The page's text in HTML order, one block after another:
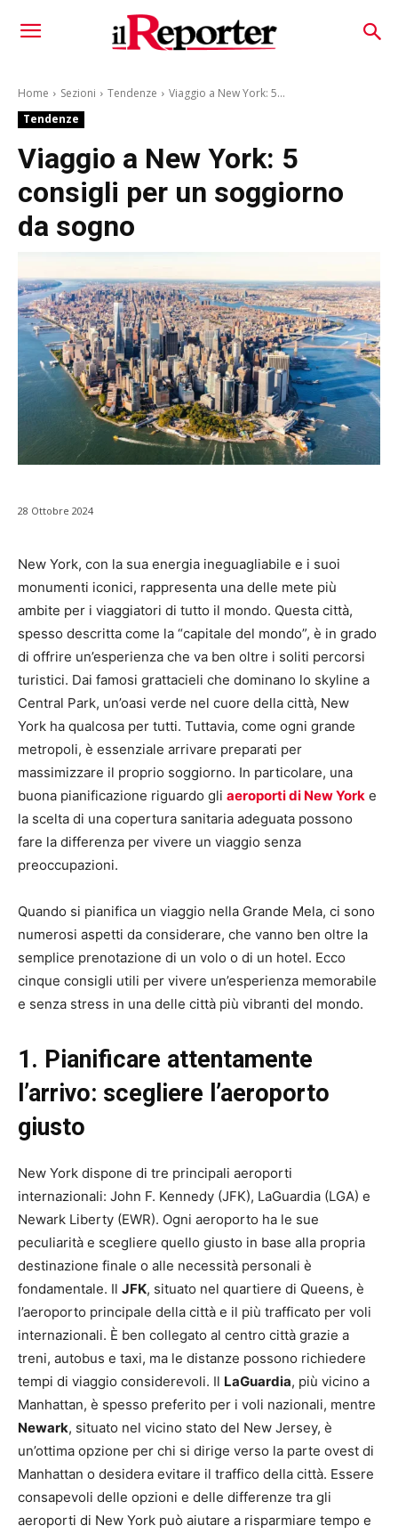
Home Sezioni Tendenze
Viaggio a New York: 5...
Tendenze
Viaggio a New York: 5
consigli per un soggiorno
da sogno
28 Ottobre 2024
New York, con la sua energia ineguagliabile e i suoi
monumenti iconici, rappresenta una delle mete più
ambite per i viaggiatori di tutto il mondo. Questa città,
spesso descritta come la “capitale del mondo”, è in grado
di offrire un’esperienza che va ben oltre i soliti percorsi
turistici. Dai famosi grattacieli che dominano lo skyline a
Central Park, un’oasi verde nel cuore della città, New
York ha qualcosa per tutti. Tuttavia, come ogni grande
metropoli, è essenziale arrivare preparati per
massimizzare il proprio soggiorno. In particolare, una
buona pianificazione riguardo gli aeroporti di New York e
la scelta di una copertura sanitaria adeguata possono
fare la differenza per vivere un viaggio senza
preoccupazioni.
Quando si pianifica un viaggio nella Grande Mela, ci sono
numerosi aspetti da considerare, che vanno ben oltre la
semplice prenotazione di un volo o di un hotel. Ecco
cinque consigli utili per vivere un’esperienza memorabile
e senza stress in una delle città più vibranti del mondo.
1. Pianificare attentamente
l’arrivo: scegliere l’aeroporto
giusto
New York dispone di tre principali aeroporti
internazionali: John F. Kennedy (JFK), LaGuardia (LGA) e
Newark Liberty (EWR). Ogni aeroporto ha le sue
peculiarità e scegliere quello giusto in base alla propria
destinazione finale o alle necessità personali è
fondamentale. Il JFK, situato nel quartiere di Queens, è
l’aeroporto principale della città e il più trafficato per voli
internazionali. È ben collegato al centro città grazie a
treni, autobus e taxi, ma le distanze possono richiedere
tempi di viaggio considerevoli. Il LaGuardia, più vicino a
Manhattan, è spesso preferito per i voli nazionali, mentre
Newark, situato nel vicino stato del New Jersey, è
un’ottima opzione per chi si dirige verso la parte ovest di
Manhattan o desidera evitare il traffico della città. Essere
consapevoli delle opzioni e delle differenze tra gli
aeroporti di New York può aiutare a risparmiare tempo e